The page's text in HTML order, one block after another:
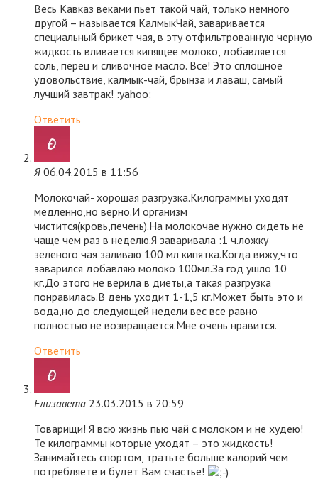
Весь Кавказ веками пьет такой чай, только немного
другой – называется КалмыкЧай, заваривается
специальный брикет чая, в эту отфильтрованную черную
жидкость вливается кипящее молоко, добавляется
соль, перец и сливочное масло. Все! Это сплошное
удовольствие, калмык-чай, брынза и лаваш, самый
лучший завтрак! :yahoo:
Ответить
Я 06.04.2015 в 11:56
Молокочай- хорошая разгрузка.Килограммы уходят
медленно,но верно.И организм
чистится(кровь,печень).На молокочае нужно сидеть не
чаще чем раз в неделю.Я заваривала :1 ч.ложку
зеленого чая заливаю 100 мл кипятка.Когда вижу,что
заварился добавляю молоко 100мл.За год ушло 10
кг.До этого не верила в диеты,а такая разгрузка
понравилась.В день уходит 1-1,5 кг.Может быть это и
вода,но до следующей недели вес все равно
полностью не возвращается.Мне очень нравится.
Ответить
Елизавета 23.03.2015 в 20:59
Товарищи! Я всю жизнь пью чай с молоком и не худею!
Те килограммы которые уходят – это жидкость!
Занимайтесь спортом, тратьте больше калорий чем
потребляете и будет Вам счастье!